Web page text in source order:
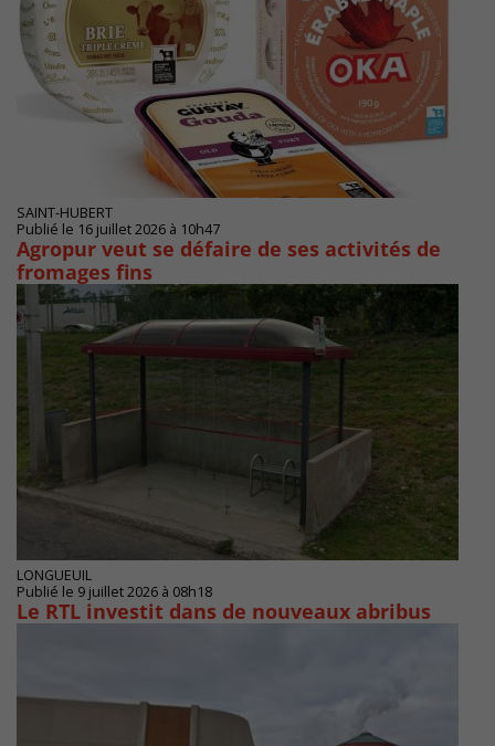
SAINT-HUBERT
Publié le 16 juillet 2026 à 10h47
Agropur veut se défaire de ses activités de
fromages fins
LONGUEUIL
Publié le 9 juillet 2026 à 08h18
Le RTL investit dans de nouveaux abribus